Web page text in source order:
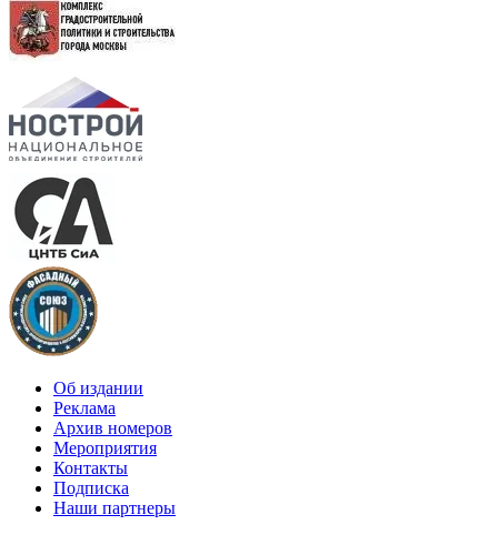
Об издании
Реклама
Архив номеров
Мероприятия
Контакты
Подписка
Наши партнеры